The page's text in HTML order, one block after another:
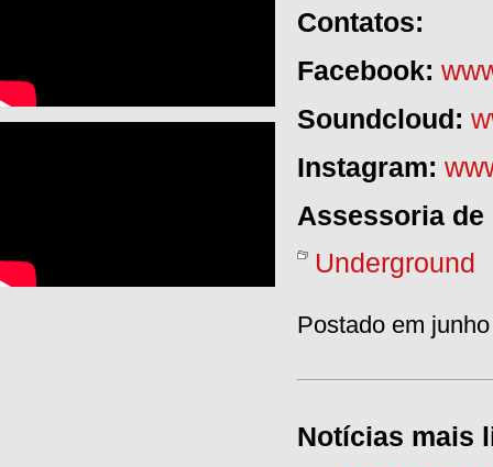
Contatos:
Facebook:
Soundcloud:
Instagram:
Assessoria
Underground
Postado em
Notícias mais